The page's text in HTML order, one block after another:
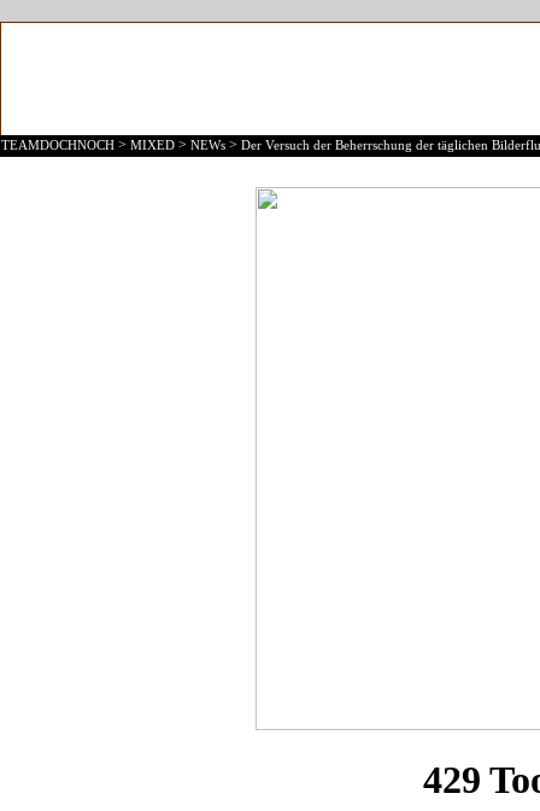
TEAMDOCHNOCH > MIXED > NEWs > Der Versuch der Beherrschung der täglichen